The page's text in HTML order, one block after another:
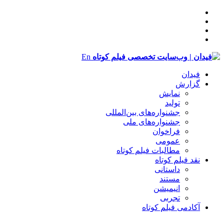
En
فیدان
گزارش
نمایش
تولید
‌‌جشنواره‌های بین‌المللی
جشنواره‌های ملی
فراخوان
عمومی
مطالبات فیلم کوتاه
نقد فیلم کوتاه
داستانی
مستند
انیمیشن
تجربی
آکادمی فیلم کوتاه